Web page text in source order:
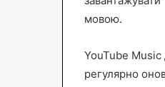
мовою.
YouTube Music
регулярно